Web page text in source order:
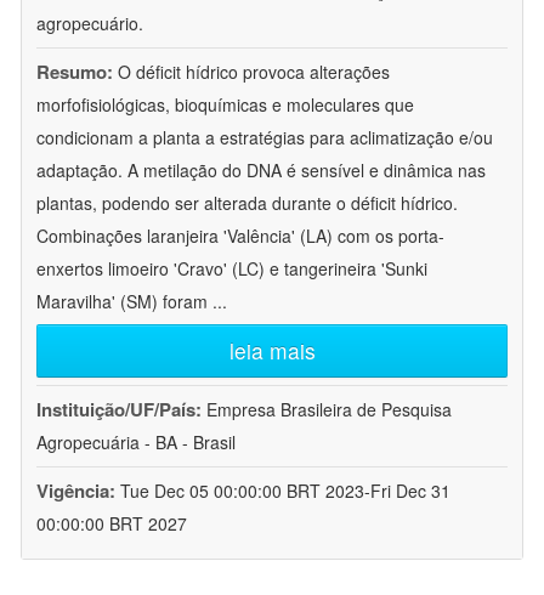
agropecuário.
Resumo: O déficit hídrico provoca alterações
morfofisiológicas, bioquímicas e moleculares que
condicionam a planta a estratégias para aclimatização e/ou
adaptação. A metilação do DNA é sensível e dinâmica nas
plantas, podendo ser alterada durante o déficit hídrico.
Combinações laranjeira 'Valência' (LA) com os porta-
enxertos limoeiro 'Cravo' (LC) e tangerineira 'Sunki
Maravilha' (SM) foram ...
leia mais
Instituição/UF/País: Empresa Brasileira de Pesquisa
Agropecuária - BA - Brasil
Vigência: Tue Dec 05 00:00:00 BRT 2023-Fri Dec 31
00:00:00 BRT 2027